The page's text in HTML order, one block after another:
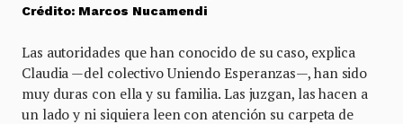
Crédito: Marcos Nucamendi
Las autoridades que han conocido de su caso, explica
Claudia —del colectivo Uniendo Esperanzas—, han sido
muy duras con ella y su familia. Las juzgan, las hacen a
un lado y ni siquiera leen con atención su carpeta de